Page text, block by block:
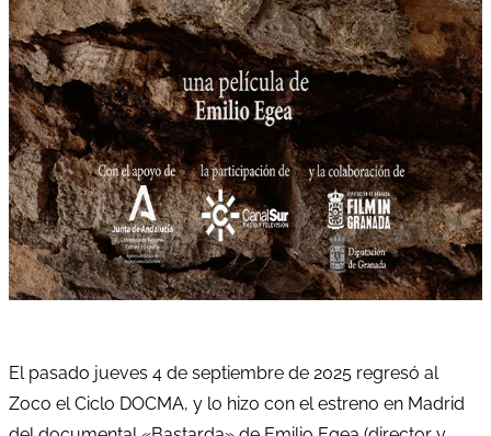
El pasado jueves 4 de septiembre de 2025 regresó al
Zoco el Ciclo DOCMA, y lo hizo con el estreno en Madrid